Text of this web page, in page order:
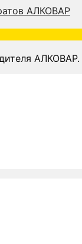
АЛКОВАР.